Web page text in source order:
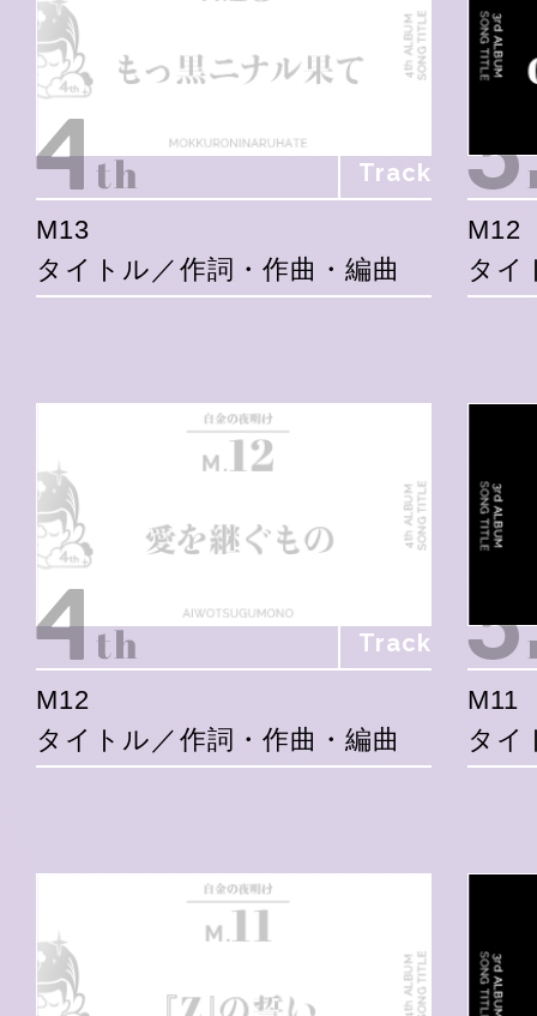
Track
M13
タイトル／作詞・作曲・編曲
M12
タイ
Track
M12
タイトル／作詞・作曲・編曲
M11
タイ